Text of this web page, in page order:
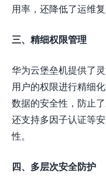
用率，还降低了运维复
三、精细权限管理
华为云堡垒机提供了
用户的权限进行精细
数据的安全性，防止
还支持多因子认证等
性。
四、多层次安全防护